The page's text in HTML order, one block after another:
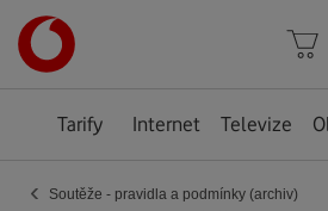
stránka
Košík
Tarify Internet Televize
‹ Soutěže - pravidla a podmínky (archiv)